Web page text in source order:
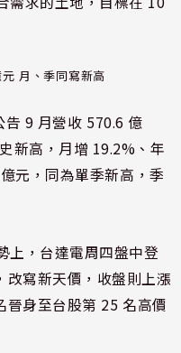
月、季同寫新高
9 月營收 570.6 億
新高，月增 19.2%、年
元，同為單季新高，季
上，台達電周四盤中登
改寫新天價，收盤則上漲
身至台股第 25 名高價